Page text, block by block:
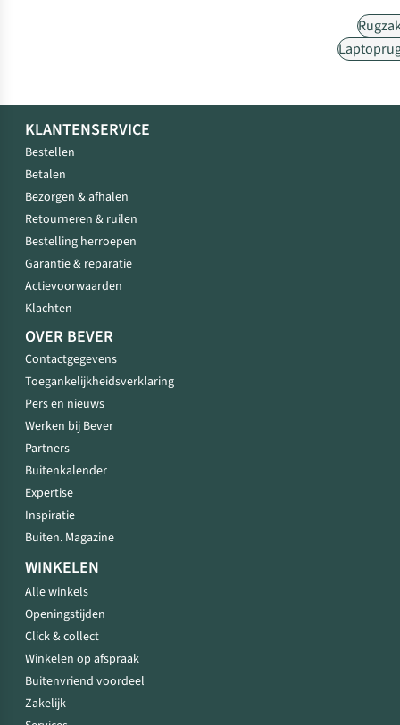
KLANTENSERVICE
Bestellen
Betalen
Bezorgen & afhalen
Retourneren & ruilen
Bestelling herroepen
Garantie & reparatie
Actievoorwaarden
Klachten
OVER BEVER
Contactgegevens
Toegankelijkheidsverklaring
Pers en nieuws
Werken bij Bever
Partners
Buitenkalender
Expertise
Inspiratie
Buiten. Magazine
WINKELEN
Alle winkels
Openingstijden
Click & collect
Winkelen op afspraak
Buitenvriend voordeel
Zakelijk